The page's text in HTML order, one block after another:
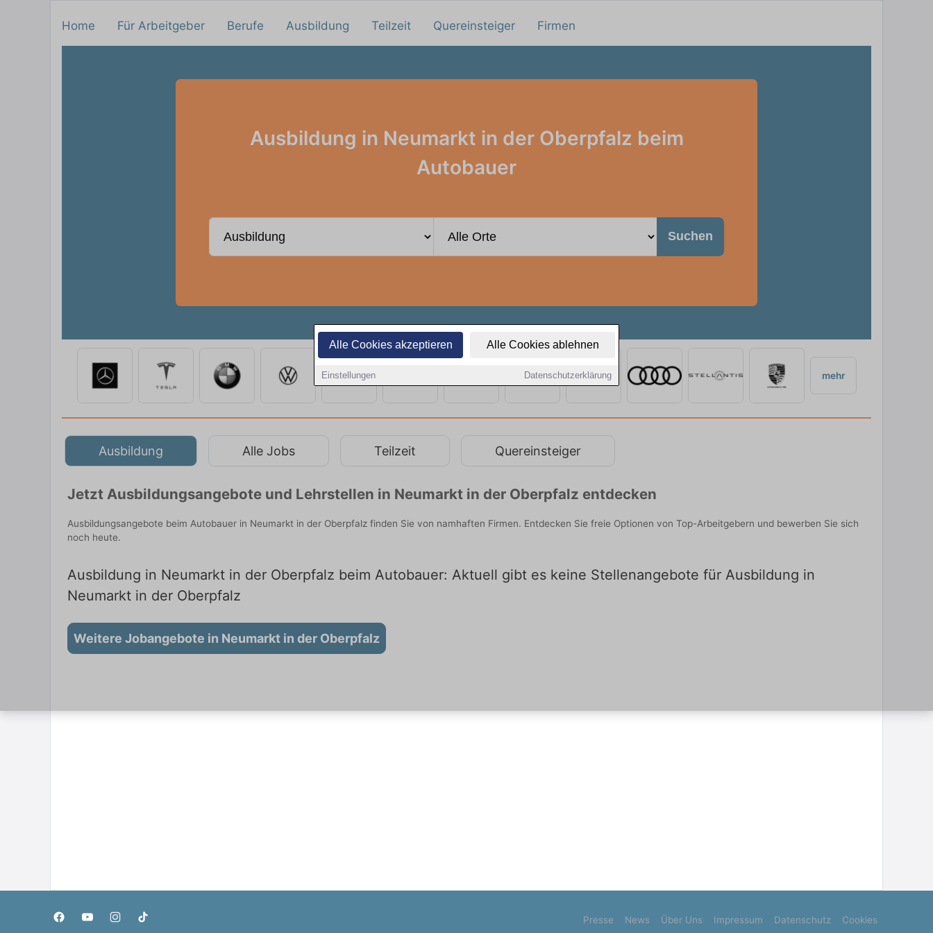
Alle Cookies akzeptieren Alle Cookies ablehnen
Einstellungen Datenschutzerklärung
Home Für Arbeitgeber Berufe Ausbildung Teilzeit Quereinsteiger Firmen
Ausbildung in Neumarkt in der Oberpfalz beim
Autobauer
Suchen
mehr
Ausbildung Alle Jobs Teilzeit Quereinsteiger
Jetzt Ausbildungsangebote und Lehrstellen in Neumarkt in der Oberpfalz entdecken
Ausbildungsangebote beim Autobauer in Neumarkt in der Oberpfalz finden Sie von namhaften Firmen. Entdecken Sie freie Optionen von Top-Arbeitgebern und bewerben Sie sich
noch heute.
Ausbildung in Neumarkt in der Oberpfalz beim Autobauer: Aktuell gibt es keine Stellenangebote für Ausbildung in
Neumarkt in der Oberpfalz
Weitere Jobangebote in Neumarkt in der Oberpfalz
Presse News Über Uns Impressum Datenschutz Cookies